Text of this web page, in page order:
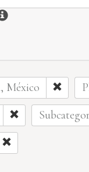
Información
México